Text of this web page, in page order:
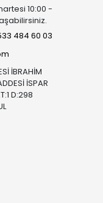
10:00 -
484 60 03
İBRAHİM
İSPAR
D:298